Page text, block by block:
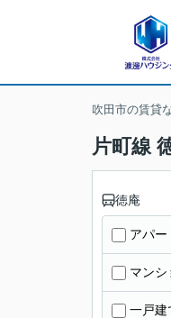
吹田市の賃貸
片町線
徳庵
アパー
マンシ
一戸建